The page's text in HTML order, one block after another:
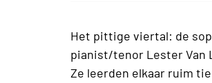
Het pittige viertal: de
pianist/tenor Lester Van
Ze leerden elkaar ruim